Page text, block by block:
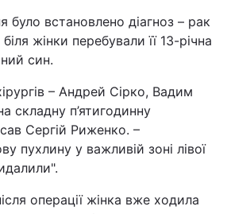
було встановлено діагноз – рак
жінки перебували її 13-річна
син.
– Андрей Сірко, Вадим
складну п’ятигодинну
Сергій Риженко. –
пухлину у важливій зоні лівої
операції жінка вже ходила